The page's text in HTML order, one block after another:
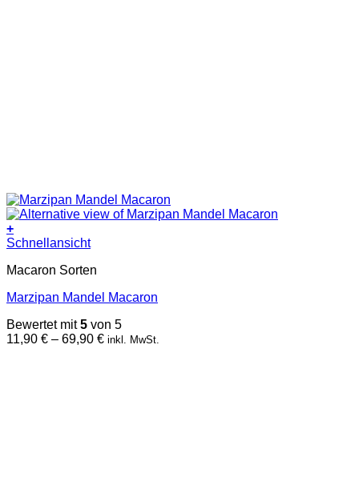
+
Dieses
weist
Varianten
Die
Optionen
Schnellansicht
Macaron Sorten
Marzipan Mandel Macaron
Bewertet mit5 von 5
11,90 € – 69,90 €Preisspanne:
inkl. MwSt.